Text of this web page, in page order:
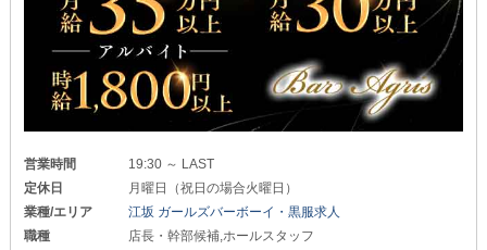
営業時間
19:30 ～ LAST
定休日
月曜日（祝日の場合火曜日）
業種/エリア
江坂 ガールズバーボーイ・黒服求人
職種
店長・幹部候補,ホールスタッフ